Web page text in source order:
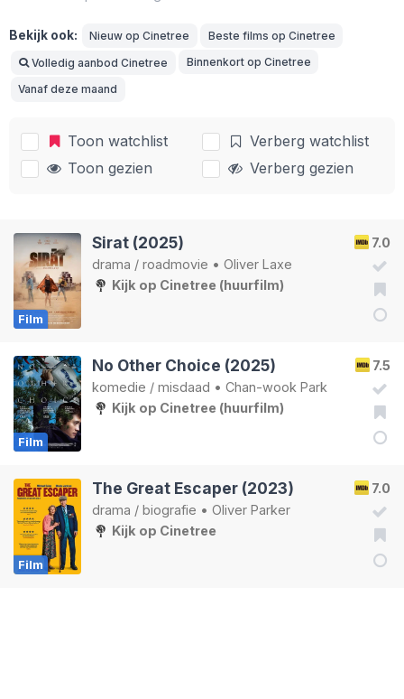
Bekijk ook: Nieuw op Cinetree Beste films op Cinetree
Volledig aanbod Cinetree Binnenkort op Cinetree
Vanaf deze maand
Toon watchlist
Verberg watchlist
Toon gezien
Verberg gezien
Film
7.0
Sirat (2025)
drama / roadmovie • Oliver Laxe
Kijk op Cinetree (huurfilm)
Film
7.5
No Other Choice (2025)
komedie / misdaad • Chan-wook Park
Kijk op Cinetree (huurfilm)
Film
7.0
The Great Escaper (2023)
drama / biografie • Oliver Parker
Kijk op Cinetree